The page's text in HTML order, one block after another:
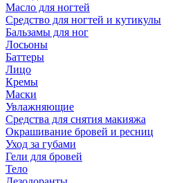
Масло для ногтей
Средство для ногтей и кутикулы
Бальзамы для ног
Лосьоны
Баттеры
Лицо
Кремы
Маски
Увлажняющие
Средства для снятия макияжа
Окрашивание бровей и ресниц
Уход за губами
Гели для бровей
Тело